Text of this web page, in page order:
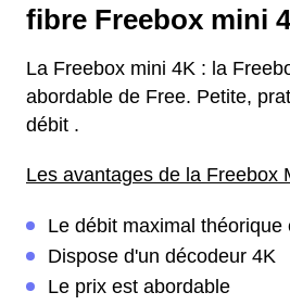
fibre Freebox mini
La Freebox mini 4K : la
abordable de Free. Petite,
débit .
Les avantages de la Freebox
Le débit maximal théorique
Dispose d'un décodeur 4K
Le prix est abordable